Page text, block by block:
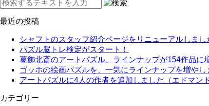
最近の投稿
シャフトのスタッフ紹介ページをリニューアルしまし
パズル脳トレ検定がスタート！
葛飾北斎のアートパズル、ラインナップが154作品に
ゴッホの絵画パズルを、一気にラインナップを増やし
アートパズルに4人の作者を追加しました（エドマン
カテゴリー